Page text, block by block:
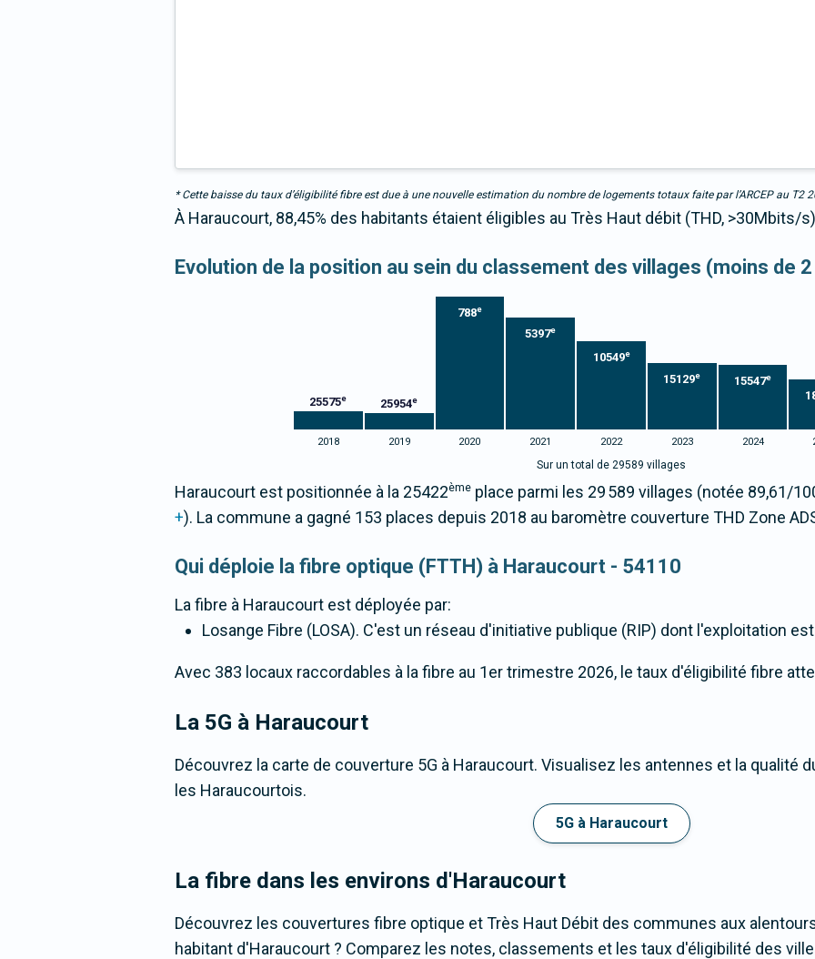
* Cette baisse du taux d’éligibilité fibre est due à une nouvelle estimation du nombre de logements totaux faite par l’ARCEP au T2
À Haraucourt, 88,45% des habitants étaient éligibles au Très Haut débit (THD, >30Mbits/
Evolution de la position au sein du classement des villages (moins de
25575e 25954e
788e
5397e
10549e
15129e 15547e
2018 2019 2020 2021 2022 2023 2024
Sur un total de 29589 villages
Haraucourt est positionnée à la 25422ème place parmi les 29 589 villages (notée 89,61/
+). La commune a gagné 153 places depuis 2018 au baromètre couverture THD Zone
Qui déploie la fibre optique (FTTH) à Haraucourt - 54110
La fibre à Haraucourt est déployée par:
Losange Fibre (LOSA). C'est un réseau d'initiative publique (RIP) dont l'exploitation
Avec 383 locaux raccordables à la fibre au 1er trimestre 2026, le taux d'éligibilité fibre
La 5G à Haraucourt
Découvrez la carte de couverture 5G à Haraucourt. Visualisez les antennes et la qualité
les Haraucourtois.
5G à Haraucourt
La fibre dans les environs d'Haraucourt
Découvrez les couvertures fibre optique et Très Haut Débit des communes aux
habitant d'Haraucourt ? Comparez les notes, classements et les taux d'éligibilité des